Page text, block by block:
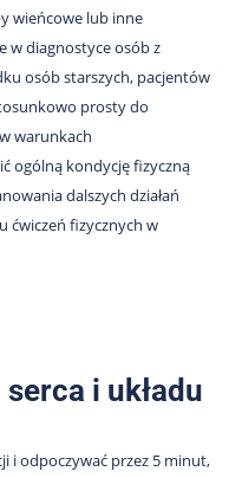
wieńcowe lub inne
w diagnostyce osób z
osób starszych, pacjentów
prosty do
warunkach
ogólną kondycję fizyczną
dalszych działań
ćwiczeń fizycznych w
i układu
i odpoczywać przez 5 minut,